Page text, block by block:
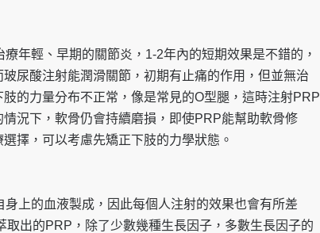
年輕、早期的關節炎，1-2年內的短期效果是不錯的，
尿酸注射能潤滑關節，初期有止痛的作用，但並無治
肢的力量分布不正常，像是常見的O型腿，這時注射PRP
況下，軟骨仍會持續磨損，即使PRP能幫助軟骨修
選擇，可以考慮先矯正下肢的力學狀態。
上的血液製成， 因此每個人注射的效果也會有所差
取出的PRP，除了少數幾種生長因子， 多數生長因子的